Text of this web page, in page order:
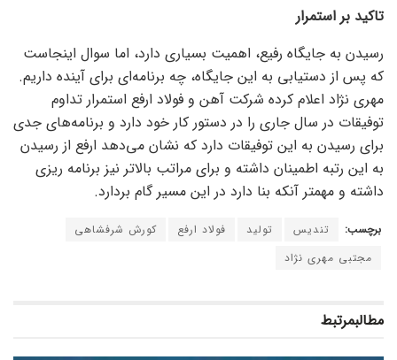
تاکید بر استمرار
رسیدن به جایگاه رفیع، اهمیت بسیاری دارد، اما سوال اینجاست
که پس از دستیابی به این جایگاه، چه برنامه‌ای برای آینده داریم.
مهری نژاد اعلام کرده شرکت آهن و فولاد ارفع استمرار تداوم
توفیقات در سال جاری را در دستور کار خود دارد و برنامه‌های جدی
برای رسیدن به این توفیقات دارد که نشان می‌دهد ارفع از رسیدن
به این رتبه اطمینان داشته و برای مراتب بالاتر نیز برنامه ریزی
داشته و مهمتر آنکه بنا دارد در این مسیر گام بردارد.
برچسب: تندیس تولید فولاد ارفع
کورش شرفشاهی
مجتبی مهری نژاد
مطالبمرتبط